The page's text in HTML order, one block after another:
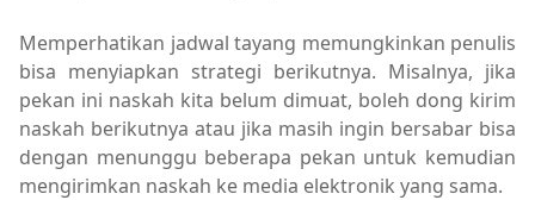
Memperhatikan jadwal tayang memungkinkan penulis
bisa menyiapkan strategi berikutnya. Misalnya, jika
pekan ini naskah kita belum dimuat, boleh dong kirim
naskah berikutnya atau jika masih ingin bersabar bisa
dengan menunggu beberapa pekan untuk kemudian
mengirimkan naskah ke media elektronik yang sama.